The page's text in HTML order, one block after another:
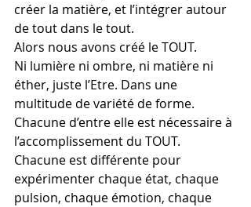
créer la matière, et l’intégrer autour
de tout dans le tout.
Alors nous avons créé le TOUT.
Ni lumière ni ombre, ni matière ni
éther, juste l’Etre. Dans une
multitude de variété de forme.
Chacune d’entre elle est nécessaire à
l’accomplissement du TOUT.
Chacune est différente pour
expérimenter chaque état, chaque
pulsion, chaque émotion, chaque